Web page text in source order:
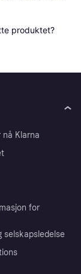
produktet?
nå Klarna
for
selskapsledelse